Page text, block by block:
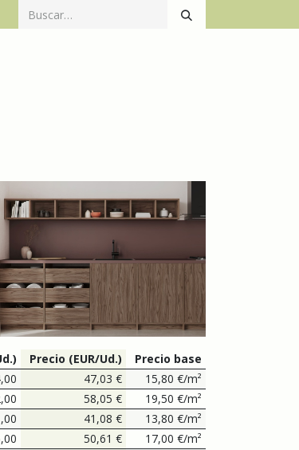
Precio (EUR/Ud.)
Precio base
47,03 € 15,80 €/m²
58,05 € 19,50 €/m²
41,08 € 13,80 €/m²
50,61 € 17,00 €/m²